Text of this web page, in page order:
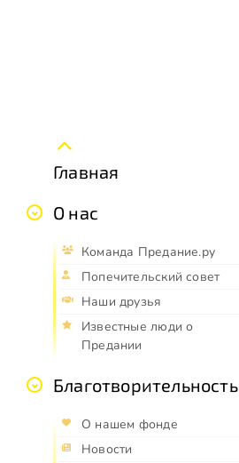
Главная
О нас
Команда Предание.ру
Попечительский совет
Наши друзья
Известные люди о
Предании
Благотворительность
О нашем фонде
Новости